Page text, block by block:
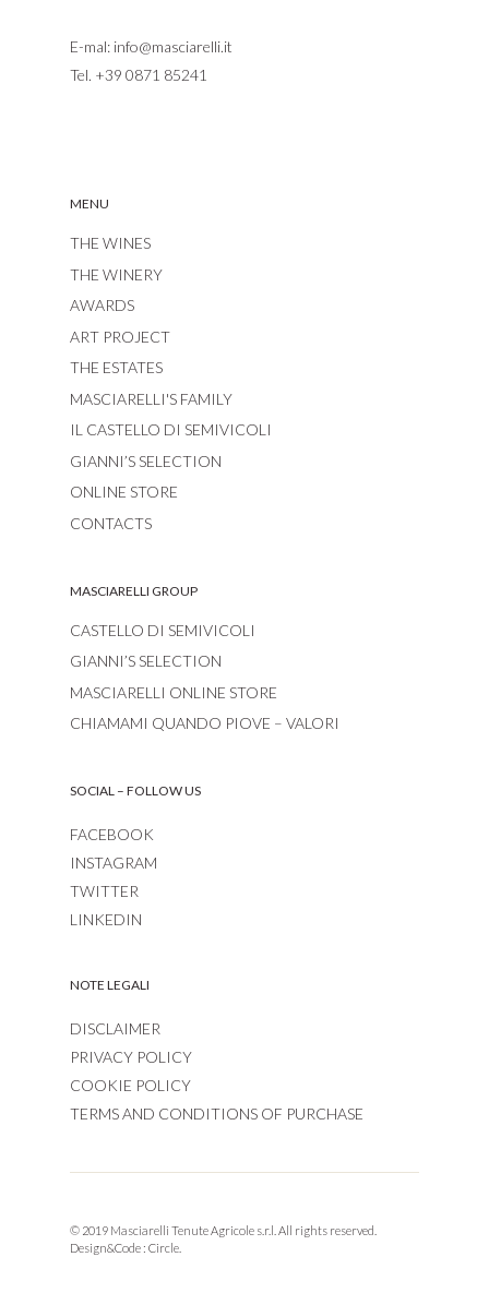
E-mal: info@masciarelli.it
Tel. +39 0871 85241
MENU
THE WINES
THE WINERY
AWARDS
ART PROJECT
THE ESTATES
MASCIARELLI'S FAMILY
IL CASTELLO DI SEMIVICOLI
GIANNI’S SELECTION
ONLINE STORE
CONTACTS
MASCIARELLI GROUP
CASTELLO DI SEMIVICOLI
GIANNI’S SELECTION
MASCIARELLI ONLINE STORE
CHIAMAMI QUANDO PIOVE – VALORI
SOCIAL – FOLLOW US
FACEBOOK
INSTAGRAM
TWITTER
LINKEDIN
NOTE LEGALI
DISCLAIMER
PRIVACY POLICY
COOKIE POLICY
TERMS AND CONDITIONS OF PURCHASE
© 2019 Masciarelli Tenute Agricole s.r.l. All rights reserved.
Design&Code : Circle.